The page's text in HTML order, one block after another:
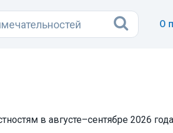
О
в августе–сентябре 2026